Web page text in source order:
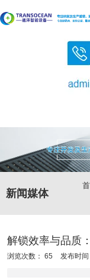
新闻媒体
解锁效率与品质
浏览次数： 65 发布时